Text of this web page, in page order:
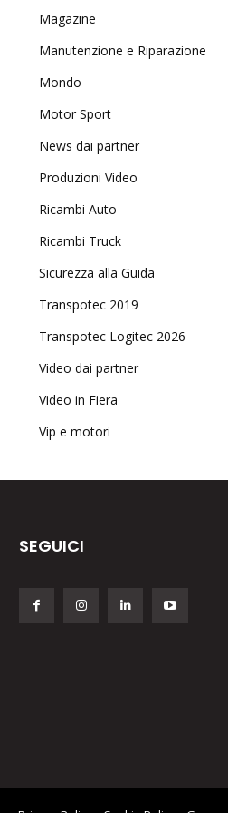
Magazine
Manutenzione e Riparazione
Mondo
Motor Sport
News dai partner
Produzioni Video
Ricambi Auto
Ricambi Truck
Sicurezza alla Guida
Transpotec 2019
Transpotec Logitec 2026
Video dai partner
Video in Fiera
Vip e motori
SEGUICI